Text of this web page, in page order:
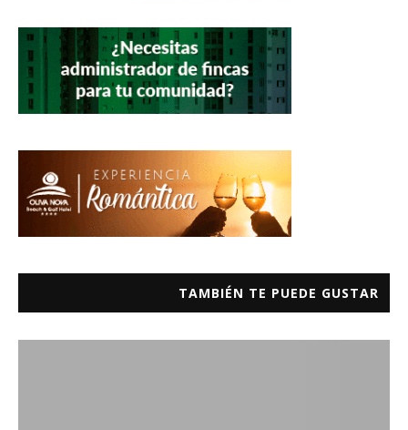
TAMBIÉN TE PUEDE GUSTAR